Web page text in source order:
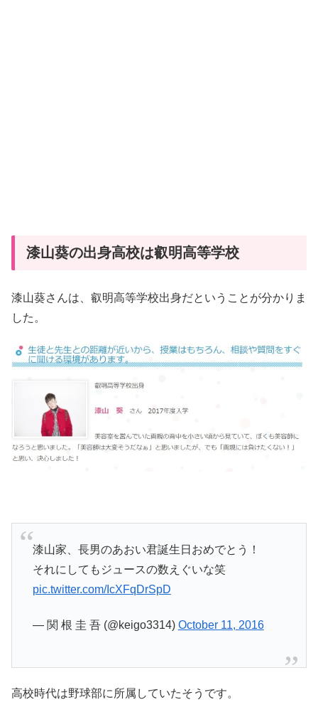
漆山葵の出身高校は叡明高等学校
漆山葵さんは、叡明高等学校出身だということが分かりま
した。
漆山家、長男のあおい君誕生日おめでとう！
それにしてもジュースの数えぐいな笑
pic.twitter.com/IcXFqDrSpD
— 関 根 圭 吾 (@keigo3314) October 11, 2016
高校時代は野球部に所属していたそうです。